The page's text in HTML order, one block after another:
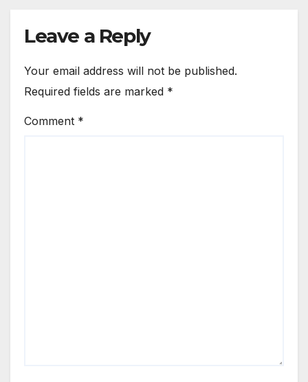
Leave a Reply
Your email address will not be published.
Required fields are marked *
Comment *